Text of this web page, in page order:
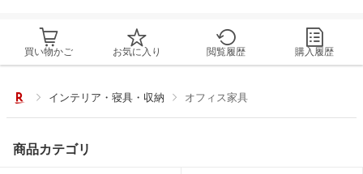
買い物かご お気に入り 閲覧履歴 購入履歴
インテリア・寝具・収納 オフィス家具
商品カテゴリ